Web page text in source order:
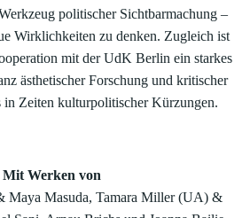
politischer Sichtbarmachung –
Wirklichkeiten zu denken. Zugleich ist
mit der UdK Berlin ein starkes
ästhetischer Forschung und kritischer
in Zeiten kulturpolitischer Kürzungen.
Mit Werken von
Maya Masuda, Tamara Miller (UA) &